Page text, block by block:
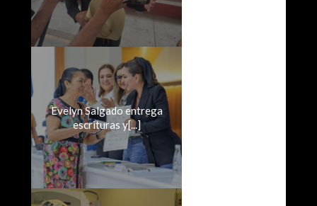
Evelyn Salgado entrega
escrituras y[...]